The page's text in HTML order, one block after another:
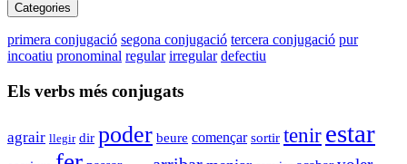
Categories
primera conjugació segona conjugació tercera conjugació pur
incoatiu pronominal regular irregular defectiu
Els verbs més conjugats
agrair llegir dir poder beure començar sortir tenirestar